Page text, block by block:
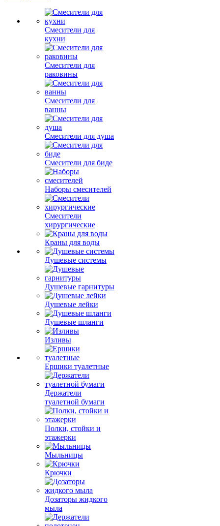
Смесители для
кухни
Смесители для
раковины
Смесители для
ванны
Смесители для душа
Смесители для биде
Наборы смесителей
Смесители
хирургические
Краны для воды
Душевые системы
Душевые гарнитуры
Душевые лейки
Душевые шланги
Изливы
Ершики туалетные
Держатели
туалетной бумаги
Полки, стойки и
этажерки
Мыльницы
Крючки
Дозаторы жидкого
мыла